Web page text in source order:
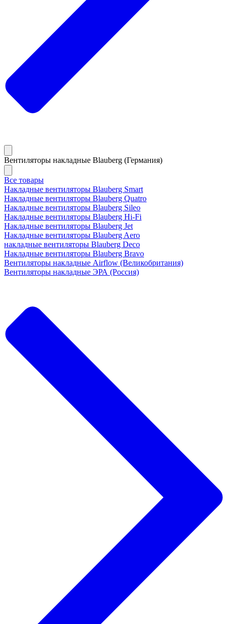
Вентиляторы накладные Blauberg (Германия)
Все товары
Накладные вентиляторы Blauberg Smart
Накладные вентиляторы Blauberg Quatro
Накладные вентиляторы Blauberg Sileo
Накладные вентиляторы Blauberg Hi-Fi
Накладные вентиляторы Blauberg Jet
Накладные вентиляторы Blauberg Aero
накладные вентиляторы Blauberg Deco
Накладные вентиляторы Blauberg Bravo
Вентиляторы накладные Airflow (Великобритания)
Вентиляторы накладные ЭРА (Россия)